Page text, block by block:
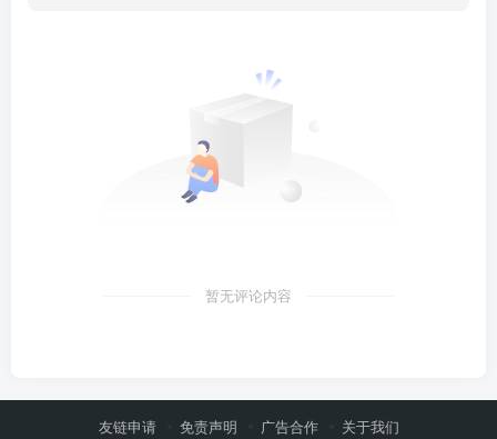
暂无评论内容
友链申请 免责声明 广告合作 关于我们